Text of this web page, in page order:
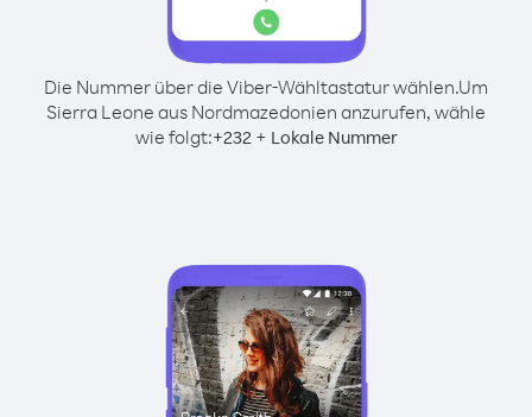
Die Nummer über die Viber-Wähltastatur wählen.Um
Sierra Leone aus Nordmazedonien anzurufen, wähle
wie folgt:+232+ Lokale Nummer